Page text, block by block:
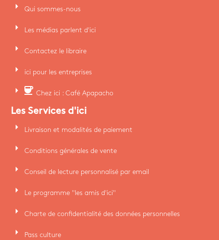
arrow_right Qui sommes-nous
arrow_right Les médias parlent d'ici
arrow_right Contactez le libraire
arrow_right ici pour les entreprises
arrow_right coffee Chez ici : Café Apapacho
Les Services d'ici
arrow_right Livraison et modalités de paiement
arrow_right Conditions générales de vente
arrow_right Conseil de lecture personnalisé par email
arrow_right Le programme "les amis d'ici"
arrow_right Charte de confidentialité des données personnelles
arrow_right Pass culture